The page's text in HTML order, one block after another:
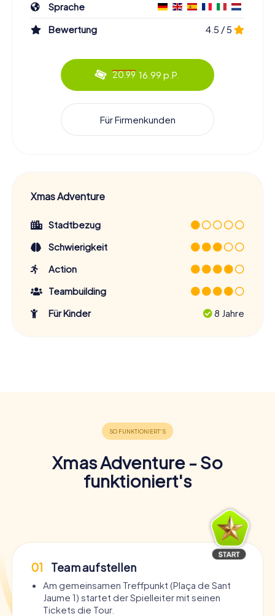
Sprache
Bewertung
4.5 / 5
20.99 16.99 p.P.
Für Firmenkunden
Xmas Adventure
Stadtbezug
Schwierigkeit
Action
Teambuilding
Für Kinder
8 Jahre
Xmas Adventure - So
funktioniert's
01 Team aufstellen
Am gemeinsamen Treffpunkt (Plaça de Sant
Jaume 1) startet der Spielleiter mit seinen
Tickets die Tour.